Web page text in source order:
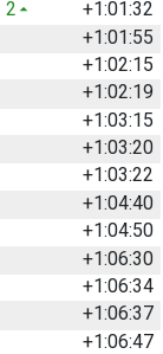
2
+1:01:32
+1:01:55
+1:02:15
+1:02:19
+1:03:15
+1:03:20
+1:03:22
+1:04:40
+1:04:50
+1:06:30
+1:06:34
+1:06:37
+1:06:47